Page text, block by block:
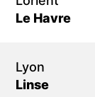
Le Havre
Lyon
Linse